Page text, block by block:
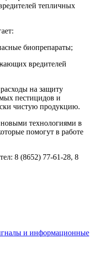
тепличных
биопрепараты;
вредителей
на защиту
пестицидов и
чистую продукцию.
технологиями в
помогут в работе
8 (8652) 77-61-28, 8
и информационные